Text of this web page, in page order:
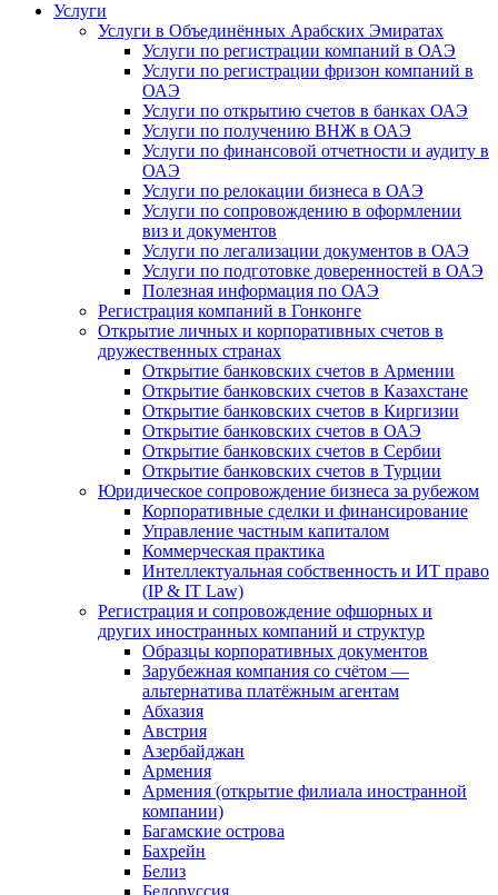
Услуги
Услуги в Объединённых Арабских Эмиратах
Услуги по регистрации компаний в ОАЭ
Услуги по регистрации фризон компаний в
ОАЭ
Услуги по открытию счетов в банках ОАЭ
Услуги по получению ВНЖ в ОАЭ
Услуги по финансовой отчетности и аудиту в
ОАЭ
Услуги по релокации бизнеса в ОАЭ
Услуги по сопровождению в оформлении
виз и документов
Услуги по легализации документов в ОАЭ
Услуги по подготовке доверенностей в ОАЭ
Полезная информация по ОАЭ
Регистрация компаний в Гонконге
Открытие личных и корпоративных счетов в
дружественных странах
Открытие банковских счетов в Армении
Открытие банковских счетов в Казахстане
Открытие банковских счетов в Киргизии
Открытие банковских счетов в ОАЭ
Открытие банковских счетов в Сербии
Открытие банковских счетов в Турции
Юридическое сопровождение бизнеса за рубежом
Корпоративные сделки и финансирование
Управление частным капиталом
Коммерческая практика
Интеллектуальная собственность и ИТ право
(IP & IT Law)
Регистрация и сопровождение офшорных и
других иностранных компаний и структур
Образцы корпоративных документов
Зарубежная компания со счётом —
альтернатива платёжным агентам
Абхазия
Австрия
Азербайджан
Армения
Армения (открытие филиала иностранной
компании)
Багамские острова
Бахрейн
Белиз
Белоруссия